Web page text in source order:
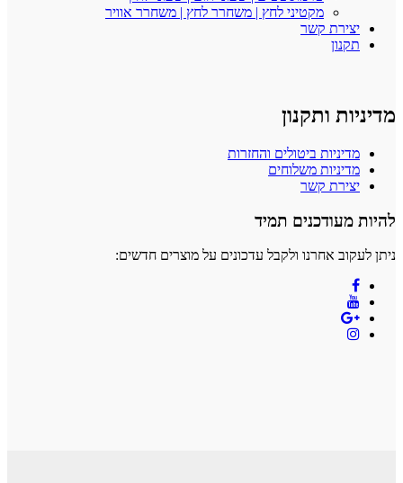
מקטיני לחץ | משחרר לחץ | משחרר אוויר
יצירת קשר
תקנון
מדיניות ותקנון
מדיניות ביטולים והחזרות
מדיניות משלוחים
יצירת קשר
להיות מעודכנים תמיד
ניתן לעקוב אחרנו ולקבל עדכונים על מוצרים חדשים: